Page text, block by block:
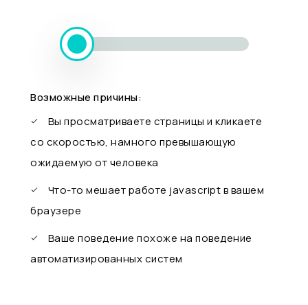
Возможные причины:
Вы просматриваете страницы и кликаете
со скоростью, намного превышающую
ожидаемую от человека
Что-то мешает работе javascript в вашем
браузере
Ваше поведение похоже на поведение
автоматизированных систем